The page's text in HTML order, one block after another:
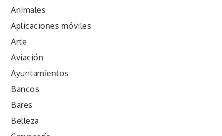
Animales
Aplicaciones móviles
Arte
Aviación
Ayuntamientos
Bancos
Bares
Belleza